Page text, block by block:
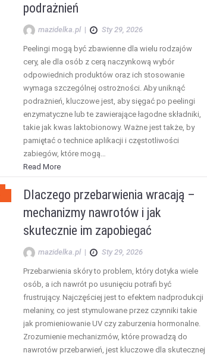
podrażnień
mazidelka.pl | Sty 29, 2026
Peelingi mogą być zbawienne dla wielu rodzajów
cery, ale dla osób z cerą naczynkową wybór
odpowiednich produktów oraz ich stosowanie
wymaga szczególnej ostrożności. Aby uniknąć
podrażnień, kluczowe jest, aby sięgać po peelingi
enzymatyczne lub te zawierające łagodne składniki,
takie jak kwas laktobionowy. Ważne jest także, by
pamiętać o technice aplikacji i częstotliwości
zabiegów, które mogą…
Read More
Dlaczego przebarwienia wracają –
mechanizmy nawrotów i jak
skutecznie im zapobiegać
mazidelka.pl | Sty 29, 2026
Przebarwienia skóry to problem, który dotyka wiele
osób, a ich nawrót po usunięciu potrafi być
frustrujący. Najczęściej jest to efektem nadprodukcji
melaniny, co jest stymulowane przez czynniki takie
jak promieniowanie UV czy zaburzenia hormonalne.
Zrozumienie mechanizmów, które prowadzą do
nawrotów przebarwień, jest kluczowe dla skutecznej